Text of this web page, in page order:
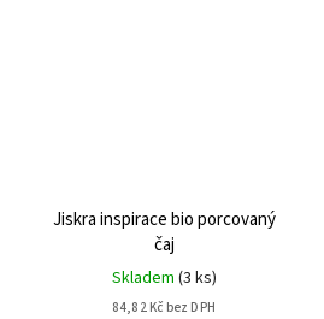
Jiskra inspirace bio porcovaný
čaj
Skladem (3 ks)
84,82 Kč bez DPH